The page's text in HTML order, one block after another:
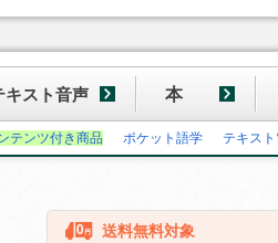
キスト音声 本
テンツ付き商品 ポケット語学 テキス
送料無料対象